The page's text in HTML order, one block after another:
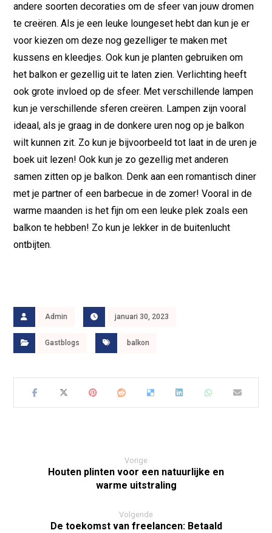
andere soorten decoraties om de sfeer van jouw dromen
te creëren. Als je een leuke loungeset hebt dan kun je er
voor kiezen om deze nog gezelliger te maken met
kussens en kleedjes. Ook kun je planten gebruiken om
het balkon er gezellig uit te laten zien. Verlichting heeft
ook grote invloed op de sfeer. Met verschillende lampen
kun je verschillende sferen creëren. Lampen zijn vooral
ideaal, als je graag in de donkere uren nog op je balkon
wilt kunnen zit. Zo kun je bijvoorbeeld tot laat in de uren je
boek uit lezen! Ook kun je zo gezellig met anderen
samen zitten op je balkon. Denk aan een romantisch diner
met je partner of een barbecue in de zomer! Vooral in de
warme maanden is het fijn om een leuke plek zoals een
balkon te hebben! Zo kun je lekker in de buitenlucht
ontbijten.
Admin januari 30, 2023
Gastblogs balkon
Vorige
Houten plinten voor een natuurlijke en
warme uitstraling
Volgende
De toekomst van freelancen: Betaald